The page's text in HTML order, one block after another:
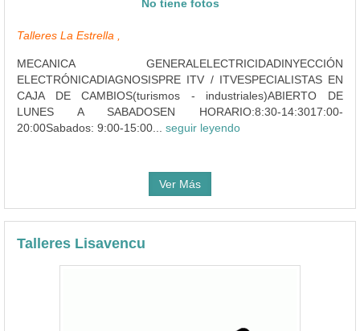
No tiene fotos
Talleres La Estrella ,
MECANICA GENERALELECTRICIDADINYECCIÓN
ELECTRÓNICADIAGNOSISPRE ITV / ITVESPECIALISTAS EN
CAJA DE CAMBIOS(turismos - industriales)ABIERTO DE
LUNES A SABADOSEN HORARIO:8:30-14:3017:00-
20:00Sabados: 9:00-15:00... seguir leyendo
Ver Más
Talleres Lisavencu